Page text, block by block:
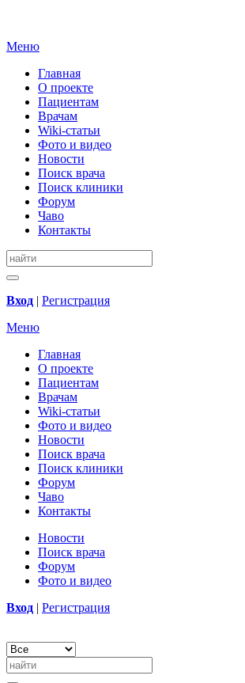
Меню
Главная
О проекте
Пациентам
Врачам
Wiki-статьи
Фото и видео
Новости
Поиск врача
Поиск клиники
Форум
Чаво
Контакты
Вход | Регистрация
Меню
Главная
О проекте
Пациентам
Врачам
Wiki-статьи
Фото и видео
Новости
Поиск врача
Поиск клиники
Форум
Чаво
Контакты
Новости
Поиск врача
Форум
Фото и видео
Вход | Регистрация